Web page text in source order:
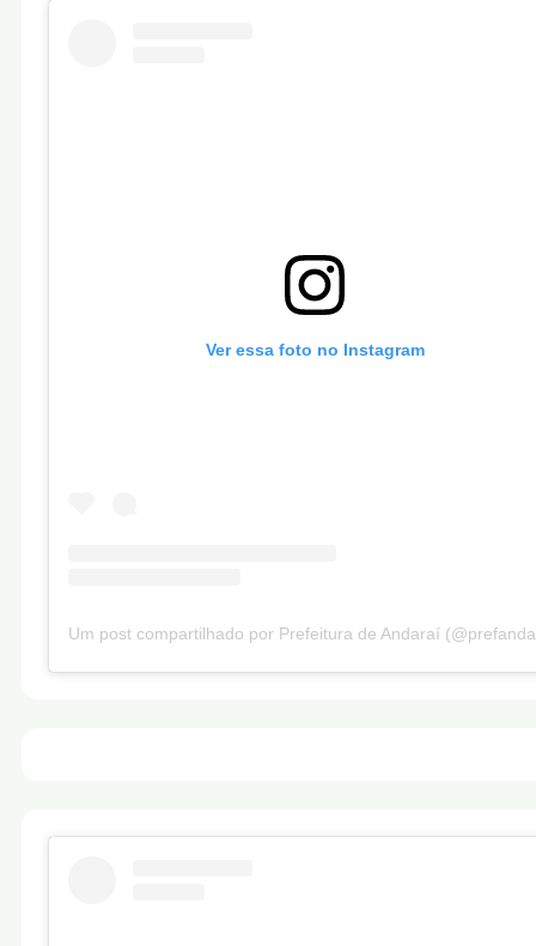
Ver essa foto no Instagram
Um post compartilhado por Prefeitura de Andaraí